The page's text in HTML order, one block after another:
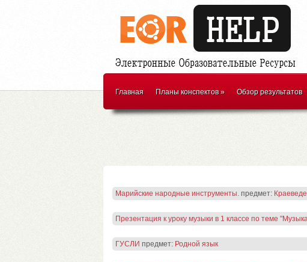
Главная Планы конспектов» Обзор результатов
Марийские народные инструменты. предмет:
Презентация к уроку музыки в 1 классе по теме
ГУСЛИ предмет: Родной язык